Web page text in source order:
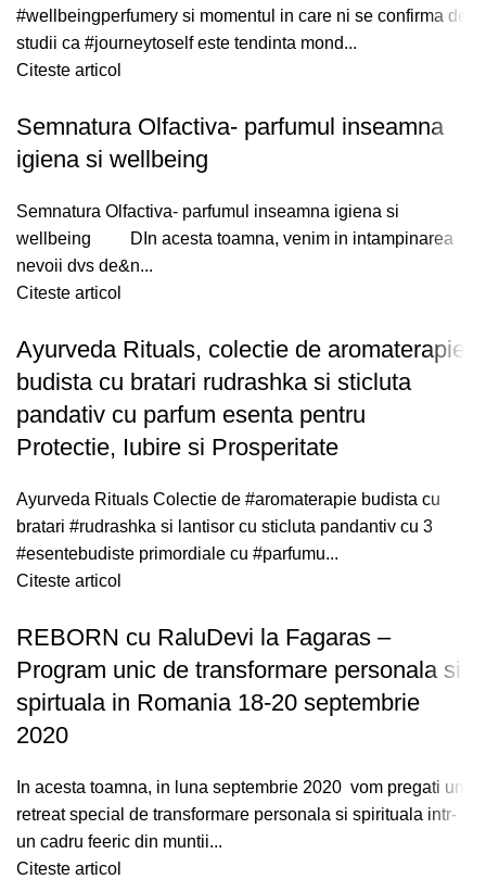
#wellbeingperfumery si momentul in care ni se confirma de
studii ca #journeytoself este tendinta mond...
Citeste articol
Semnatura Olfactiva- parfumul inseamna
igiena si wellbeing
Semnatura Olfactiva- parfumul inseamna igiena si
wellbeing DIn acesta toamna, venim in intampinarea
nevoii dvs de&n...
Citeste articol
Ayurveda Rituals, colectie de aromaterapie
budista cu bratari rudrashka si sticluta
pandativ cu parfum esenta pentru
Protectie, Iubire si Prosperitate
Ayurveda Rituals Colectie de #aromaterapie budista cu
bratari #rudrashka si lantisor cu sticluta pandantiv cu 3
#esentebudiste primordiale cu #parfumu...
Citeste articol
REBORN cu RaluDevi la Fagaras –
Program unic de transformare personala si
spirtuala in Romania 18-20 septembrie
2020
In acesta toamna, in luna septembrie 2020 vom pregati un
retreat special de transformare personala si spirituala intr-
un cadru feeric din muntii...
Citeste articol